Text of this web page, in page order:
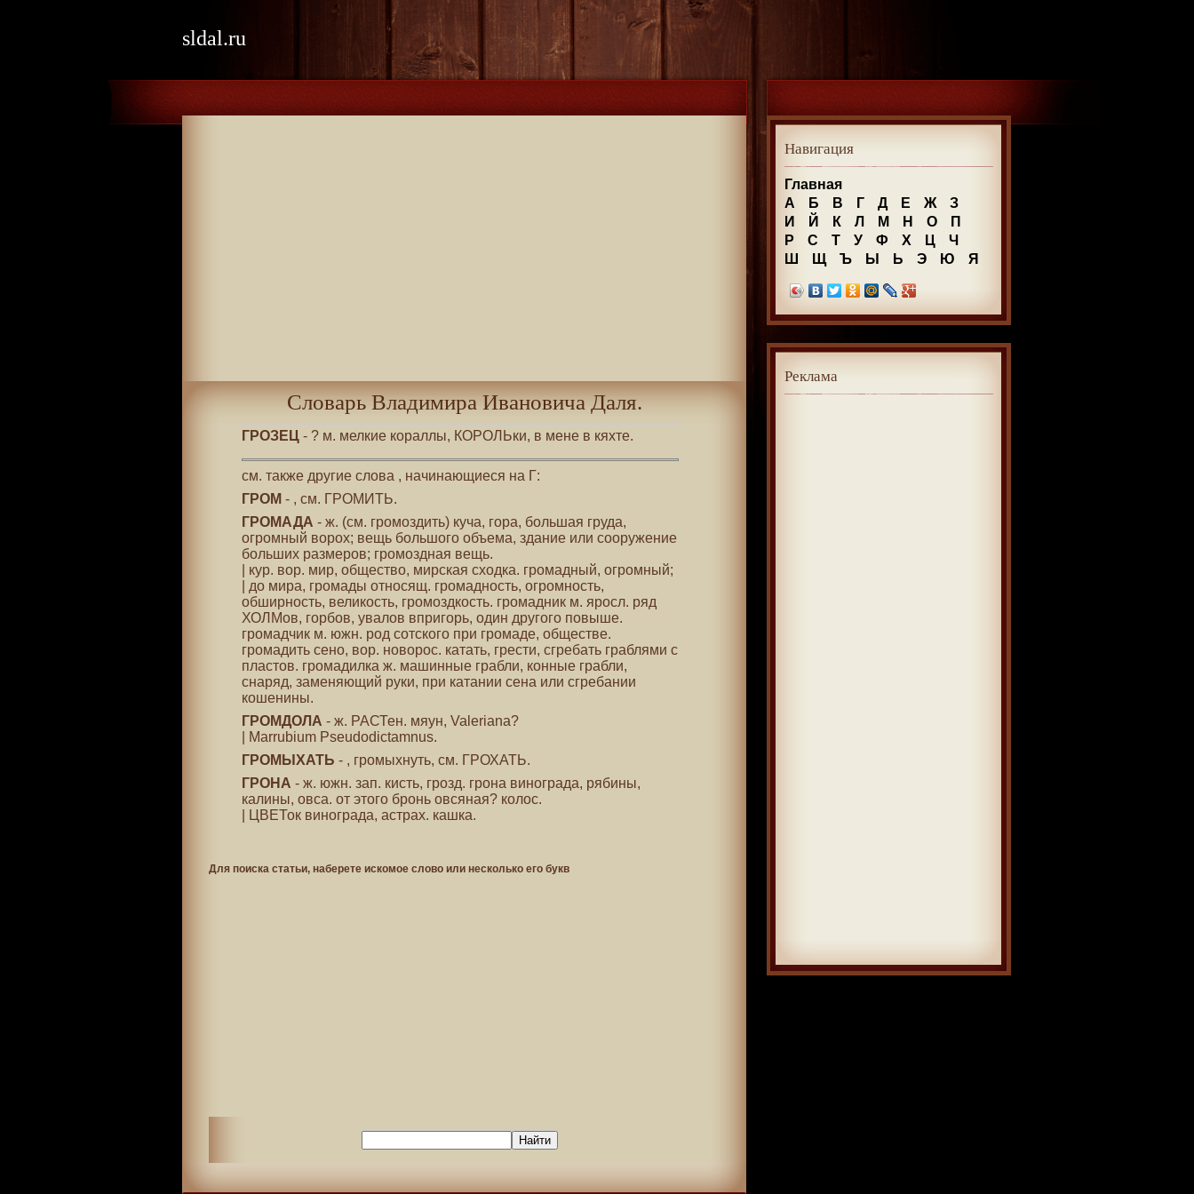
sldal.ru
Словарь Владимира Ивановича Даля.
ГРОЗЕЦ- ? м. мелкие кораллы, КОРОЛЬки, в мене в кяхте.
см. также другие слова , начинающиеся на Г:
ГРОМ - , см. ГРОМИТЬ.
ГРОМАДА - ж. (см. громоздить) куча, гора, большая груда,
огромный ворох; вещь большого объема, здание или сооружение
больших размеров; громоздная вещь.
| кур. вор. мир, общество, мирская сходка. громадный, огромный;
| до мира, громады относящ. громадность, огромность,
обширность, великость, громоздкость. громадник м. яросл. ряд
ХОЛМов, горбов, увалов впригорь, один другого повыше.
громадчик м. южн. род сотского при громаде, обществе.
громадить сено, вор. новорос. катать, грести, сгребать граблями с
пластов. громадилка ж. машинные грабли, конные грабли,
снаряд, заменяющий руки, при катании сена или сгребании
кошенины.
ГРОМДОЛА - ж. РАСТен. мяун, Valeriana?
| Marrubium Pseudodictamnus.
ГРОМЫХАТЬ - , громыхнуть, см. ГРОХАТЬ.
ГРОНА - ж. южн. зап. кисть, грозд. грона винограда, рябины,
калины, овса. от этого бронь овсяная? колос.
| ЦВЕТок винограда, астрах. кашка.
Для поиска статьи, наберете искомое слово или несколько его букв
Навигация
Главная
А
Б В Г Д Е Ж
З
И
Й К Л М Н О
П
Р
С Т У Ф Х Ц
Ч
Ш
Щ Ъ Ы Ь Э Ю Я
Реклама